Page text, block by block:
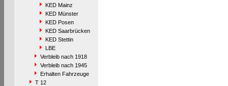
KED Mainz
KED Münster
KED Posen
KED Saarbrücken
KED Stettin
LBE
Verbleib nach 1918
Verbleib nach 1945
Erhalten Fahrzeuge
T 12